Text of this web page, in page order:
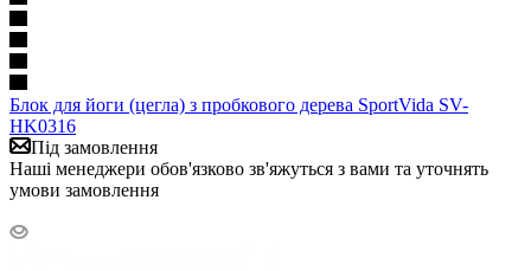
Блок для йоги (цегла) з пробкового дерева SportVida SV-
HK0316
Під замовлення
Наші менеджери обов'язково зв'яжуться з вами та уточнять
умови замовлення